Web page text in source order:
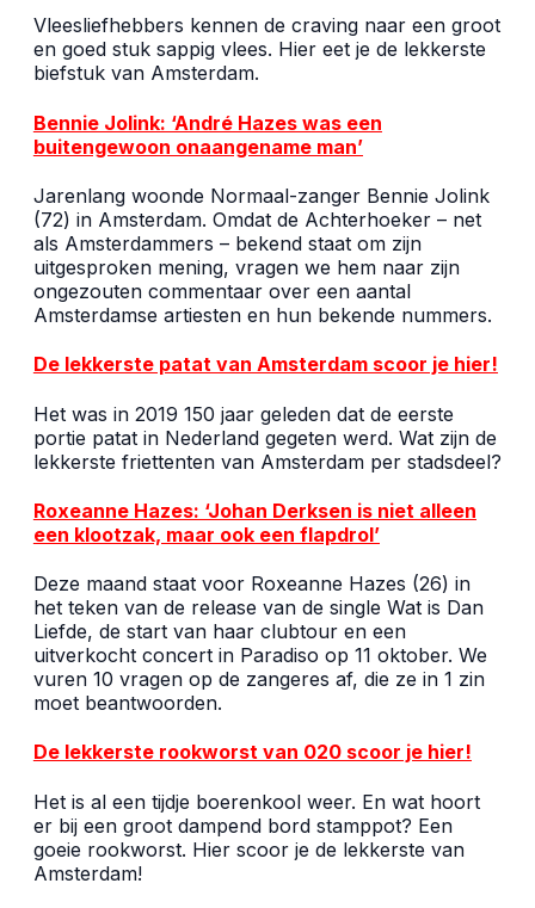
Vleesliefhebbers kennen de craving naar een groot
en goed stuk sappig vlees. Hier eet je de lekkerste
biefstuk van Amsterdam.
Bennie Jolink: ‘André Hazes was een
buitengewoon onaangename man’
Jarenlang woonde Normaal-zanger Bennie Jolink
(72) in Amsterdam. Omdat de Achterhoeker – net
als Amsterdammers – bekend staat om zijn
uitgesproken mening, vragen we hem naar zijn
ongezouten commentaar over een aantal
Amsterdamse artiesten en hun bekende nummers.
De lekkerste patat van Amsterdam scoor je hier!
Het was in 2019 150 jaar geleden dat de eerste
portie patat in Nederland gegeten werd. Wat zijn de
lekkerste friettenten van Amsterdam per stadsdeel?
Roxeanne Hazes: ‘Johan Derksen is niet alleen
een klootzak, maar ook een flapdrol’
Deze maand staat voor Roxeanne Hazes (26) in
het teken van de release van de single Wat is Dan
Liefde, de start van haar clubtour en een
uitverkocht concert in Paradiso op 11 oktober. We
vuren 10 vragen op de zangeres af, die ze in 1 zin
moet beantwoorden.
De lekkerste rookworst van 020 scoor je hier!
Het is al een tijdje boerenkool weer. En wat hoort
er bij een groot dampend bord stamppot? Een
goeie rookworst. Hier scoor je de lekkerste van
Amsterdam!